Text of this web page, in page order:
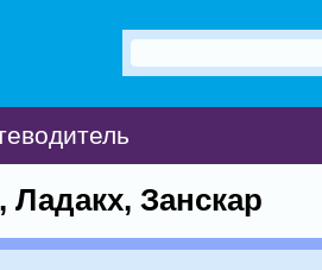
Ладакх, Занскар